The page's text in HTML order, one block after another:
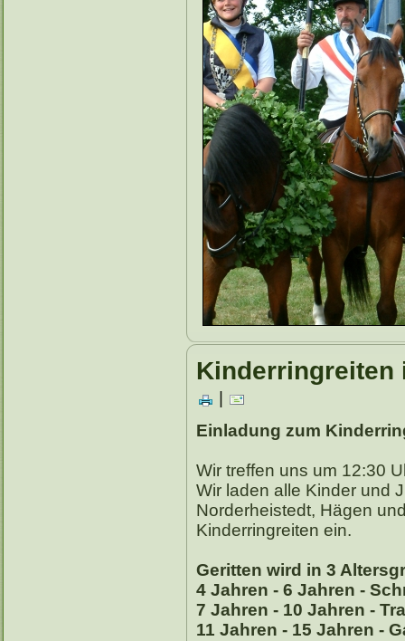
Kinderringreiten
|
Einladung zum
Wir treffen uns um 12:30
Wir laden alle Kinder und
Norderheistedt, Hägen
Kinderringreiten ein.
Geritten wird in 3
4 Jahren - 6 Jahren -
7 Jahren - 10 Jahren -
11 Jahren - 15 Jahren -